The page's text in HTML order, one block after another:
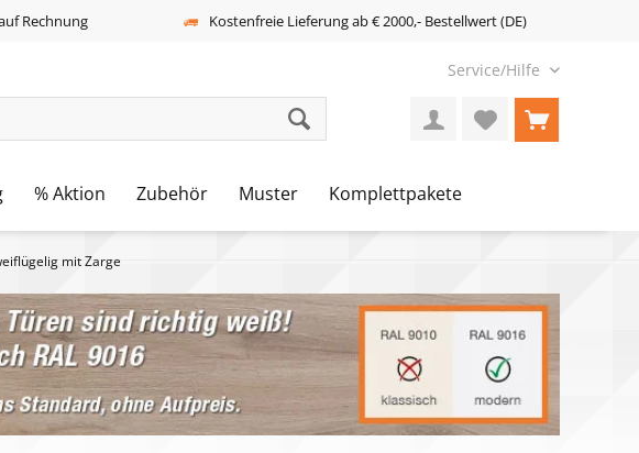
Rechnung Kostenfreie Lieferung ab € 2000,- Bestellwert (DE)
Service/Hilfe
% Aktion Zubehör Muster Komplettpakete
mit Zarge